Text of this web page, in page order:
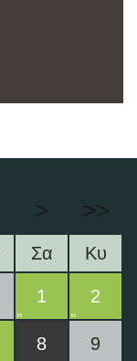
> >>
Σα Κυ
1 2
8 9